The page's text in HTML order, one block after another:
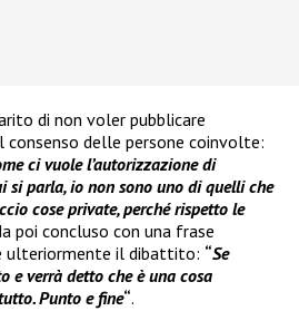
di non voler pubblicare
consenso delle persone coinvolte:
ci vuole l’autorizzazione di
si parla, io non sono uno di quelli che
cose private, perché rispetto le
poi concluso con una frase
ulteriormente il dibattito: “Se
e verrà detto che è una cosa
Punto e fine“.